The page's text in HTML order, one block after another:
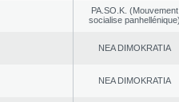
PA.SO.K. (Mouvement
socialise panhellénique)
NEA DΙMOKRATIA
NEA DΙMOKRATIA